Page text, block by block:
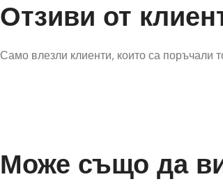
Отзиви от
Само влезли клиенти, които са поръчали
Може също да